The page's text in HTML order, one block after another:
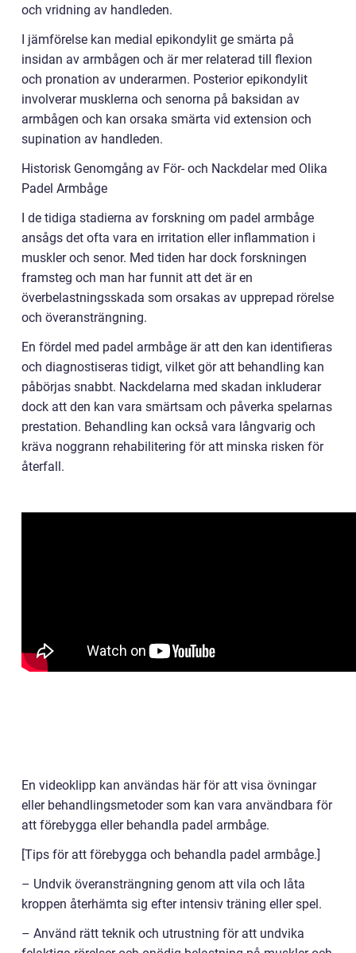
och vridning av handleden.
I jämförelse kan medial epikondylit ge smärta på
insidan av armbågen och är mer relaterad till flexion
och pronation av underarmen. Posterior epikondylit
involverar musklerna och senorna på baksidan av
armbågen och kan orsaka smärta vid extension och
supination av handleden.
Historisk Genomgång av För- och Nackdelar med Olika
Padel Armbåge
I de tidiga stadierna av forskning om padel armbåge
ansågs det ofta vara en irritation eller inflammation i
muskler och senor. Med tiden har dock forskningen
framsteg och man har funnit att det är en
överbelastningsskada som orsakas av upprepad rörelse
och överansträngning.
En fördel med padel armbåge är att den kan identifieras
och diagnostiseras tidigt, vilket gör att behandling kan
påbörjas snabbt. Nackdelarna med skadan inkluderar
dock att den kan vara smärtsam och påverka spelarnas
prestation. Behandling kan också vara långvarig och
kräva noggrann rehabilitering för att minska risken för
återfall.
En videoklipp kan användas här för att visa övningar
eller behandlingsmetoder som kan vara användbara för
att förebygga eller behandla padel armbåge.
[Tips för att förebygga och behandla padel armbåge.]
– Undvik överansträngning genom att vila och låta
kroppen återhämta sig efter intensiv träning eller spel.
– Använd rätt teknik och utrustning för att undvika